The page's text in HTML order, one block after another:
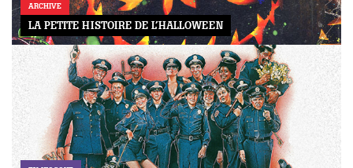
ARCHIVE
LA PETITE HISTOIRE DE L’HALLOWEEN